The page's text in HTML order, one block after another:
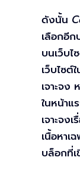
ดังนั้น
เลือกอีก
บนเว็บไ
เว็บไซต์
เจาะจง
ในหน้าแ
เจาะจง
เนื้อหาเ
บล็อกที่เ